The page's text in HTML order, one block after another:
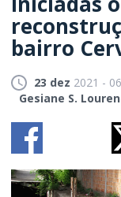
bairro
23 dez 2021 -
Gesiane S.